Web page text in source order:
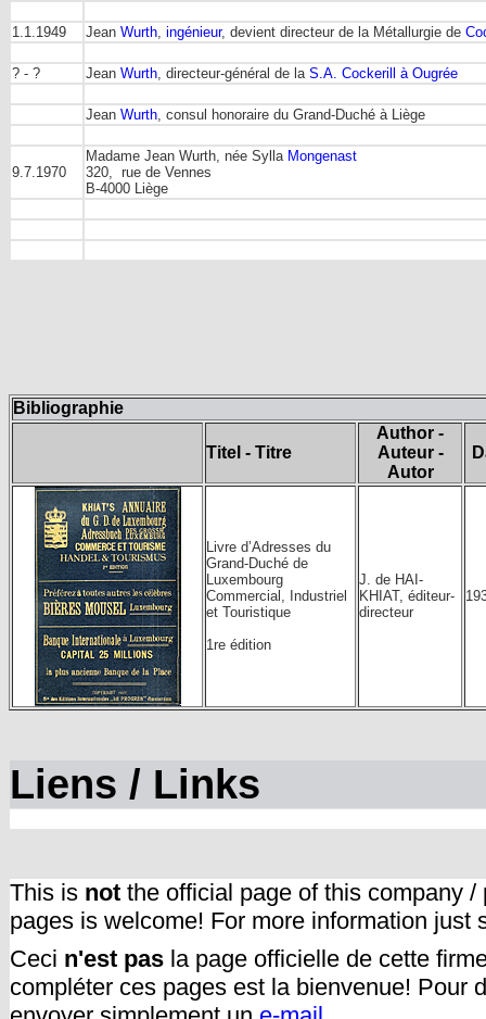
1.1.1949 Jean Wurth, ingénieur, devient directeur de la Métallurgie de
? - ? Jean Wurth, directeur-général de la S.A. Cockerill à Ougrée
Jean Wurth, consul honoraire du Grand-Duché à Liège
9.7.1970
Madame Jean Wurth, née Sylla Mongenast
320, rue de Vennes
B-4000 Liège
Bibliographie
Titel - Titre
Author -
Auteur -
Autor
Livre d’Adresses du
Grand-Duché de
Luxembourg
Commercial, Industriel
et Touristique
1re édition
J. de HAI-
KHIAT, éditeur-
directeur
Liens / Links
This is not the official page of this company
pages is welcome! For more information just
Ceci n'est pas la page officielle de cette
compléter ces pages est la bienvenue! Pour